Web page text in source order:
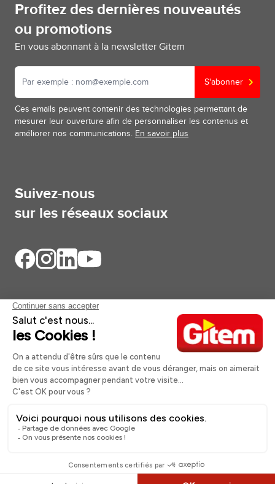
Ajouter au panier
Profitez des dernières nouveautés
ou promotions
En vous abonnant à la newsletter Gitem
S'abonner
Ces emails peuvent contenir des technologies permettant de
mesurer leur ouverture afin de personnaliser les contenus et
améliorer nos communications. En savoir plus
Suivez-nous
sur les réseaux sociaux
Aides et informations
Services
A propos